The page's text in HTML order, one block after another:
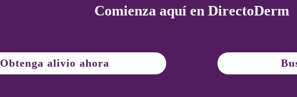
Comienza aquí en DirectoDerm
Obtenga alivio ahora